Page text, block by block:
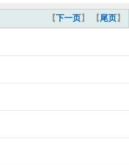
【下一页】 【尾页】